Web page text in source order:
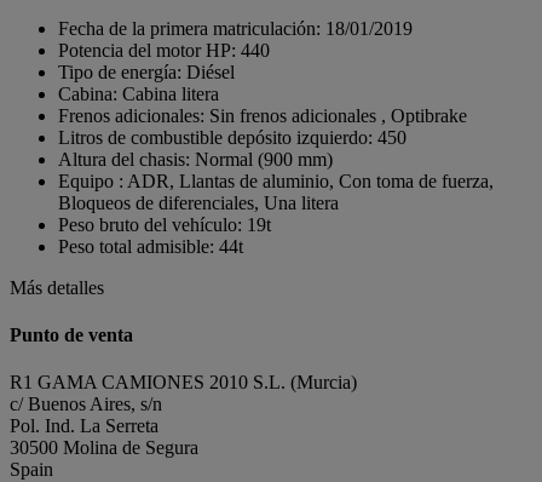
Fecha de la primera matriculación: 18/01/2019
Potencia del motor HP: 440
Tipo de energía: Diésel
Cabina: Cabina litera
Frenos adicionales: Sin frenos adicionales , Optibrake
Litros de combustible depósito izquierdo: 450
Altura del chasis: Normal (900 mm)
Equipo : ADR, Llantas de aluminio, Con toma de fuerza,
Bloqueos de diferenciales, Una litera
Peso bruto del vehículo: 19t
Peso total admisible: 44t
Más detalles
Punto de venta
R1 GAMA CAMIONES 2010 S.L. (Murcia)
c/ Buenos Aires, s/n
Pol. Ind. La Serreta
30500 Molina de Segura
Spain